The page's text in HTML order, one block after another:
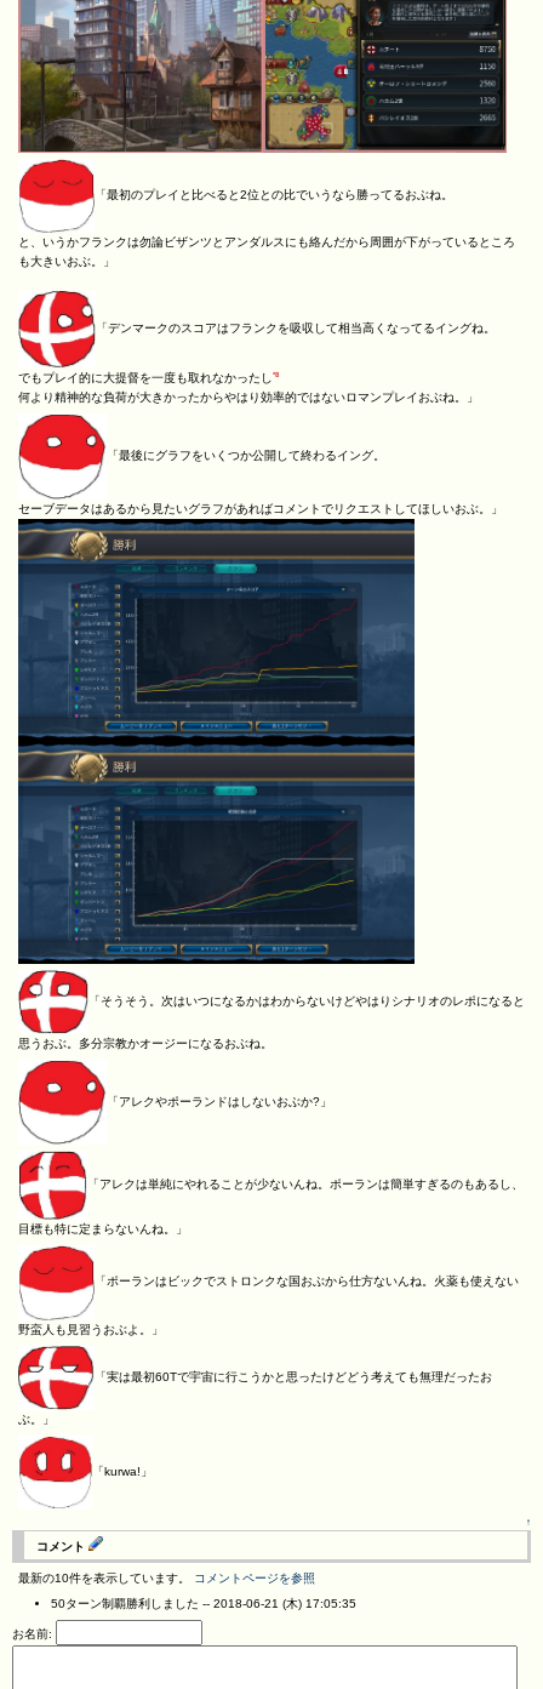
「最初のプレイと比べると2位との比でいうなら勝ってるおぶね。
と、いうかフランクは勿論ビザンツとアンダルスにも絡んだから周囲が下がっているところ
も大きいおぶ。」
「デンマークのスコアはフランクを吸収して相当高くなってるイングね。
でもプレイ的に大提督を一度も取れなかったし *8
何より精神的な負荷が大きかったからやはり効率的ではないロマンプレイおぶね。」
「最後にグラフをいくつか公開して終わるイング。
セーブデータはあるから見たいグラフがあればコメントでリクエストしてほしいおぶ。」
「そうそう。次はいつになるかはわからないけどやはりシナリオのレポになると
思うおぶ。多分宗教かオージーになるおぶね。
「アレクやポーランドはしないおぶか?」
「アレクは単純にやれることが少ないんね。ポーランは簡単すぎるのもあるし、
目標も特に定まらないんね。」
「ポーランはビックでストロンクな国おぶから仕方ないんね。火薬も使えない
野蛮人も見習うおぶよ。」
「実は最初60Tで宇宙に行こうかと思ったけどどう考えても無理だったお
ぶ。」
「kurwa!」
↑
コメント
最新の10件を表示しています。 コメントページを参照
50ターン制覇勝利しました -- 2018-06-21 (木) 17:05:35
お名前: